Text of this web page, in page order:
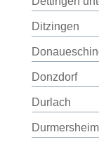
Ditzingen
Donzdorf
Durlach
Durmersheim